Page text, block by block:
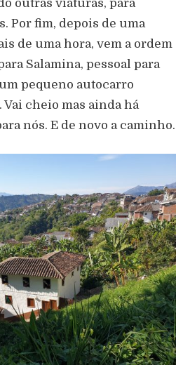
outras viaturas, para
Por fim, depois de uma
de uma hora, vem a ordem
Salamina, pessoal para
pequeno autocarro
cheio mas ainda há
nós. E de novo a caminho.